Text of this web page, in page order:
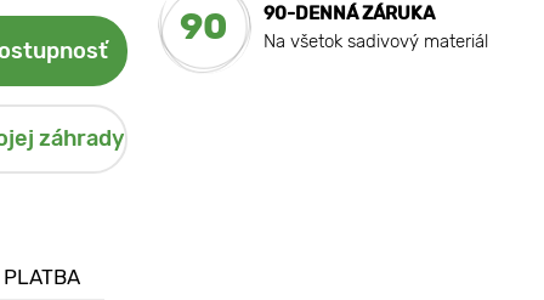
záhrady
90
90-DENNÁ ZÁRUKA
Na všetok sadivový materiál
PLATBA